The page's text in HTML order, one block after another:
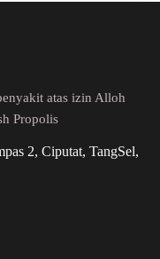
atas izin Alloh
Propolis
2, Ciputat, TangSel,